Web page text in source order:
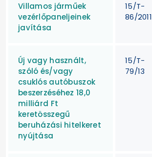
Villamos járműek
vezérlőpaneljeinek
javítása
15/T-
86/2011
Új vagy használt,
szóló és/vagy
csuklós autóbuszok
beszerzéséhez 18,0
milliárd Ft
keretösszegű
beruházási hitelkeret
nyújtása
15/T-
79/13